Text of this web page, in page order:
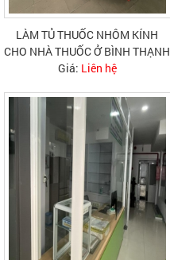
LÀM TỦ THUỐC NHÔM KÍNH
CHO NHÀ THUỐC Ở BÌNH THẠNH
Giá: Liên hệ